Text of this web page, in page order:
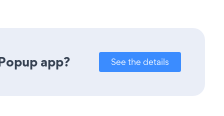
app? See the details